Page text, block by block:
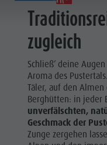
Ferienorte
Dolomiten UNESCO
Sehenswürdigkeiten
Familie & Kinder
Events
Kultur
Wandern
Der Kronplatz
Radfahren
Klettern
Paragleiten &
Weitere Aktivitäten
Anreise
Angebote
Mobilität vor Ort
Katalogservice
Kontakt
Webcams
zugleich
Schließ’ deine
Aroma des
Täler, auf den
Berghütten: in jeder
unverfälschten,
Geschmack der
Zunge zergehen